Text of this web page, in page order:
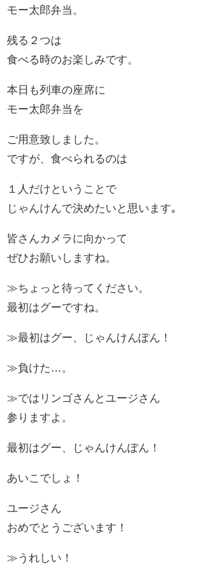
モー太郎弁当。
残る２つは
食べる時のお楽しみです。
本日も列車の座席に
モー太郎弁当を
ご用意致しました。
ですが、食べられるのは
１人だけということで
じゃんけんで決めたいと思います｡
皆さんカメラに向かって
ぜひお願いしますね。
≫ちょっと待ってください。
最初はグーですね。
≫最初はグー、じゃんけんぽん！
≫負けた…。
≫ではリンゴさんとユージさん
参りますよ。
最初はグー、じゃんけんぽん！
あいこでしょ！
ユージさん
おめでとうございます！
≫うれしい！